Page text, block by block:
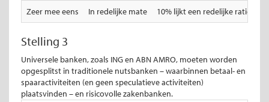
Zeer mee eens In redelijke mate 10% lijkt een redelijke ratio. In
Stelling 3
Universele banken, zoals ING en ABN AMRO, moeten worden
opgesplitst in traditionele nutsbanken – waarbinnen betaal- en
spaaractiviteiten (en geen speculatieve activiteiten)
plaatsvinden – en risicovolle zakenbanken.